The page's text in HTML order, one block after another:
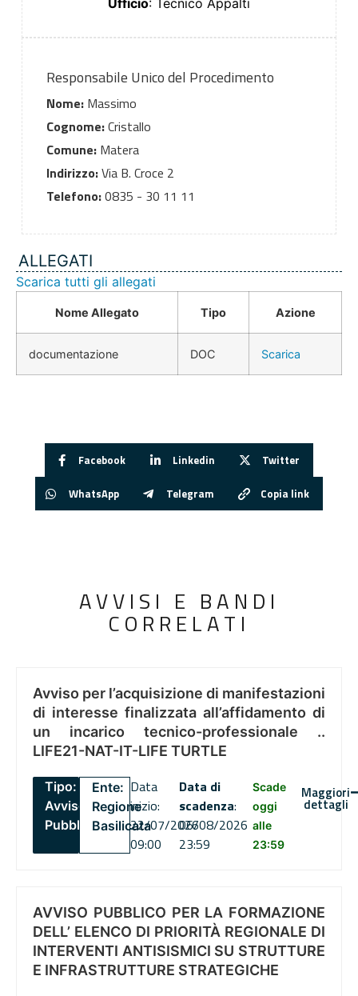
Ufficio: Tecnico Appalti
Responsabile Unico del Procedimento
Nome:Massimo
Cognome:Cristallo
Comune:Matera
Indirizzo:Via B. Croce 2
Telefono:0835 - 30 11 11
ALLEGATI
Scarica tutti gli allegati
Nome Allegato Tipo Azione
documentazione DOC Scarica
Facebook Linkedin Twitter
WhatsApp Telegram Copia link
AVVISI E BANDI
CORRELATI
Avviso per l’acquisizione di manifestazioni
di interesse finalizzata all’affidamento di
un incarico tecnico-professionale ..
LIFE21-NAT-IT-LIFE TURTLE
Tipo:
Avviso
Pubblico
Ente:
Regione
Basilicata
Data
inizio:
22/07/2026
09:00
Data di
scadenza:
06/08/2026
23:59
Scade
oggi
alle
23:59
Maggiori
dettagli
AVVISO PUBBLICO PER LA FORMAZIONE
DELL’ ELENCO DI PRIORITÀ REGIONALE DI
INTERVENTI ANTISISMICI SU STRUTTURE
E INFRASTRUTTURE STRATEGICHE